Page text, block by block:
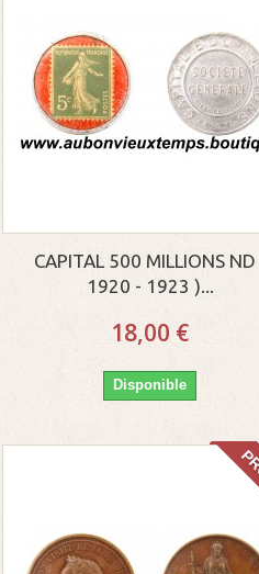
CAPITAL 500 MILLIONS ND
1920 - 1923 )...
18,00 €
Disponible